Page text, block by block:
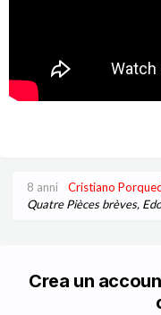
8 anni Cristiano
Quatre Pièces brèves,
Crea un